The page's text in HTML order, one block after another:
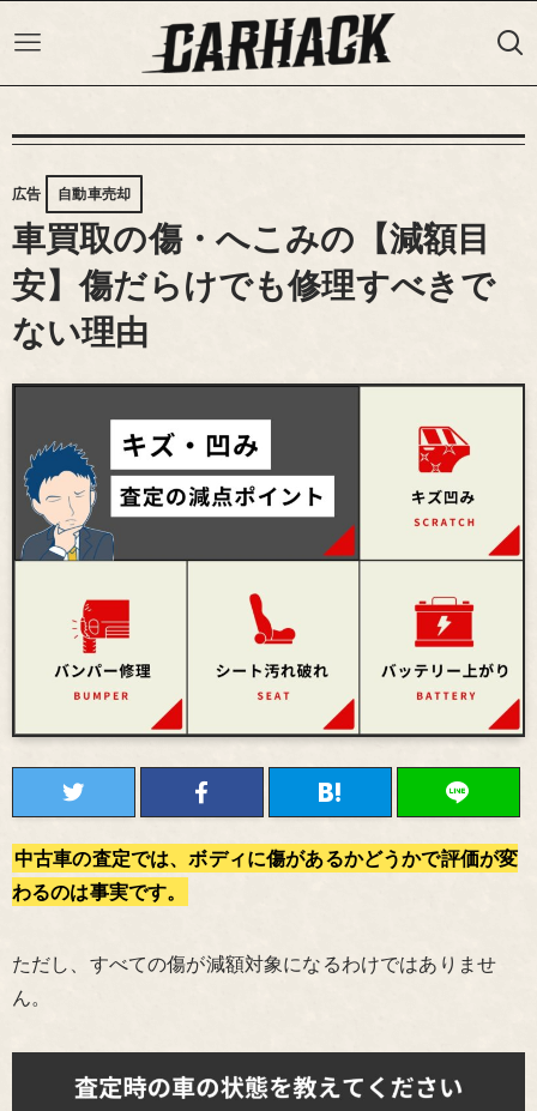
広告 自動車売却
車買取の傷・へこみの【減額目
安】傷だらけでも修理すべきで
ない理由
中古車の査定では、ボディに傷があるかどうかで評価が変
わるのは事実です。
ただし、すべての傷が減額対象になるわけではありませ
ん。